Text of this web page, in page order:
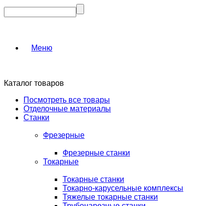
Меню
Каталог товаров
Посмотреть все товары
Отделочные материалы
Станки
Фрезерные
Фрезерные станки
Токарные
Токарные станки
Токарно-карусельные комплексы
Тяжелые токарные станки